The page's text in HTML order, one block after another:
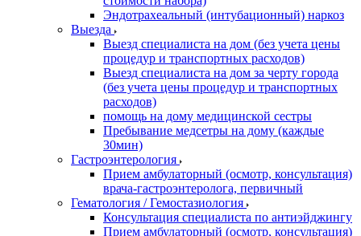
Эндотрахеальный (интубационный) наркоз
Выезда
Выезд специалиста на дом (без учета цены
процедур и транспортных расходов)
Выезд специалиста на дом за черту города
(без учета цены процедур и транспортных
расходов)
помощь на дому медицинской сестры
Пребывание медсетры на дому (каждые
30мин)
Гастроэнтерология
Прием амбулаторный (осмотр, консультация)
врача-гастроэнтеролога, первичный
Гематология / Гемостазиология
Консультация специалиста по антиэйджингу
Прием амбулаторный (осмотр, консультация)